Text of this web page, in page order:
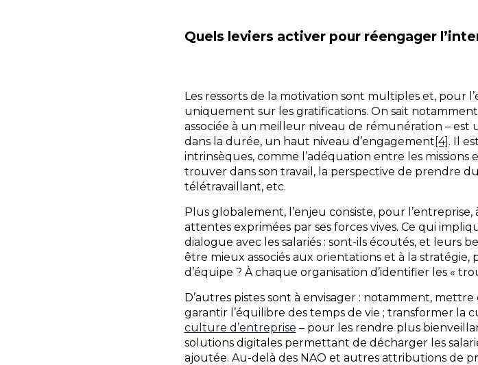
Quels leviers activer pour réengager
Les ressorts de la motivation sont multiples et, pour
uniquement sur les gratifications. On sait
associée à un meilleur niveau de rémunération –
dans la durée, un haut niveau d’engagement [4] . Il
intrinsèques, comme l’adéquation entre les missions
trouver dans son travail, la perspective de prendre
télétravaillant, etc.
Plus globalement, l’enjeu consiste, pour
attentes exprimées par ses forces vives. Ce qui
dialogue avec les salariés : sont-ils écoutés, et leurs
être mieux associés aux orientations et à la
d’équipe ? À chaque organisation d’identifier les «
D’autres pistes sont à envisager : notamment,
garantir l’équilibre des temps de vie ; transformer la
culture d’entreprise – pour les rendre plus
solutions digitales permettant de décharger les
ajoutée. Au-delà des NAO et autres attributions de